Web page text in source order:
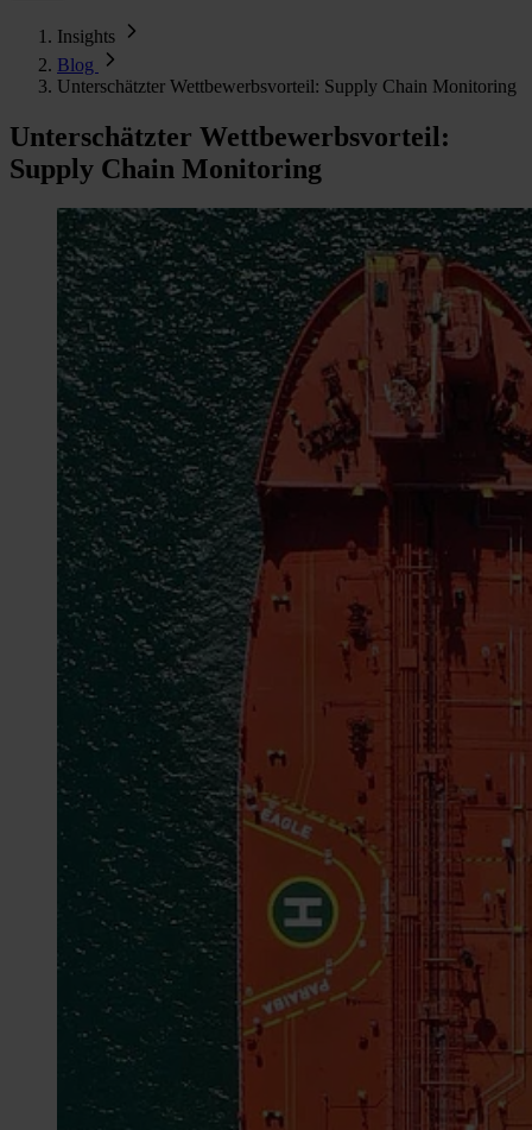
Insights
Blog
Unterschätzter Wettbewerbsvorteil: Supply Chain Monitoring
Unterschätzter Wettbewerbsvorteil:
Supply Chain Monitoring